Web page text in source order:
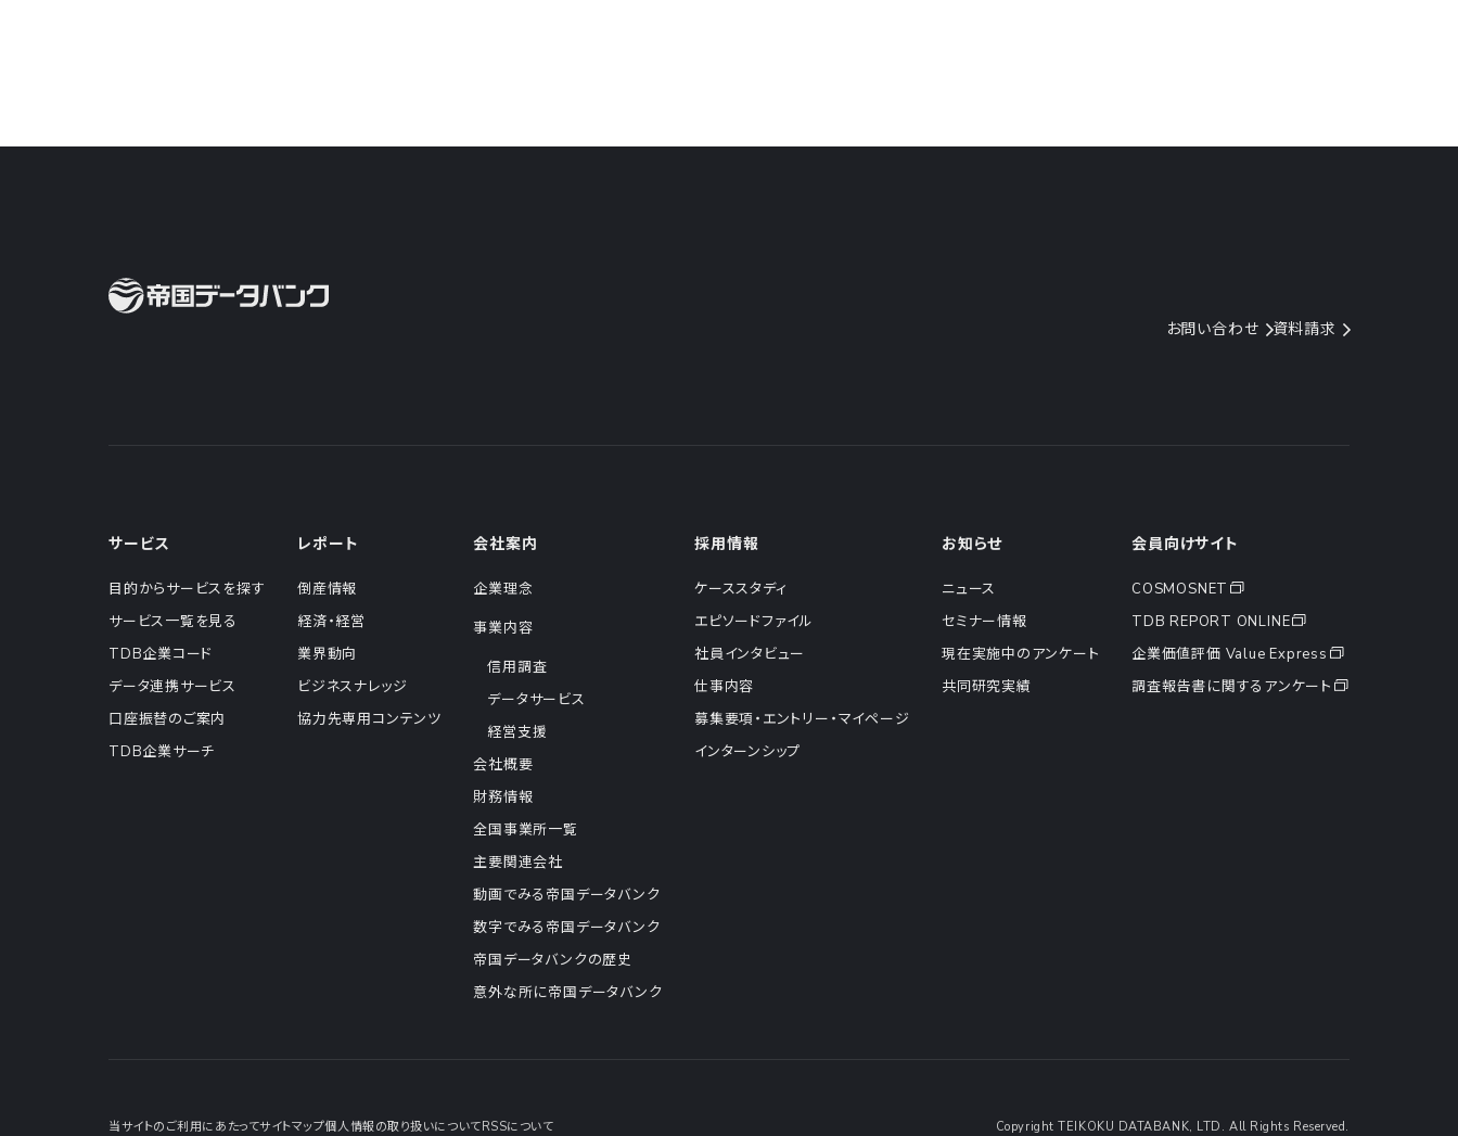
お問い合わせ 資料請求
サービス
目的からサービスを探す
サービス一覧を見る
TDB企業コード
データ連携サービス
口座振替のご案内
TDB企業サーチ
レポート
倒産情報
経済・経営
業界動向
ビジネスナレッジ
協力先専用コンテンツ
会社案内
企業理念
事業内容
信用調査
データサービス
経営支援
会社概要
財務情報
全国事業所一覧
主要関連会社
動画でみる帝国データバンク
数字でみる帝国データバンク
帝国データバンクの歴史
意外な所に帝国データバンク
採用情報
ケーススタディ
エピソードファイル
社員インタビュー
仕事内容
募集要項・エントリー・マイページ
インターンシップ
お知らせ
ニュース
セミナー情報
現在実施中のアンケート
共同研究実績
会員向けサイト
COSMOSNET
TDB REPORT ONLINE
企業価値評価 Value Express
調査報告書に関するアンケート
当サイトのご利用にあたってサイトマップ個人情報の取り扱いについてRSSについて Copyright TEIKOKU DATABANK, LTD. All Rights Reserved.